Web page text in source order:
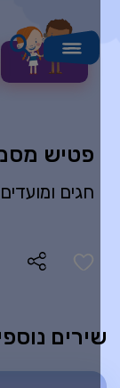
פטיש
חגים ומועדים -
נוספים